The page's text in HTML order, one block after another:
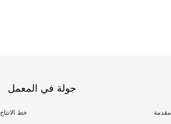
مقدمة
جولة في المعمل
خط الانتاج